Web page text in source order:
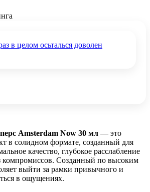
в целом осьталься доволен
Amsterdam Now 30 мл — это
в солидном формате, созданный для
качество, глубокое расслабление
компромиссов. Созданный по высоким
выйти за рамки привычного и
в ощущениях.